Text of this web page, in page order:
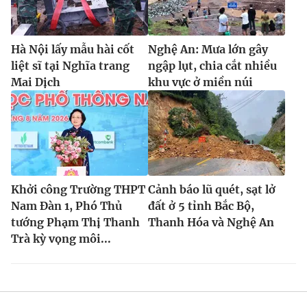
Hà Nội lấy mẫu hài cốt
liệt sĩ tại Nghĩa trang
Mai Dịch
Nghệ An: Mưa lớn gây
ngập lụt, chia cắt nhiều
khu vực ở miền núi
Khởi công Trường THPT
Nam Đàn 1, Phó Thủ
tướng Phạm Thị Thanh
Trà kỳ vọng môi...
Cảnh báo lũ quét, sạt lở
đất ở 5 tỉnh Bắc Bộ,
Thanh Hóa và Nghệ An